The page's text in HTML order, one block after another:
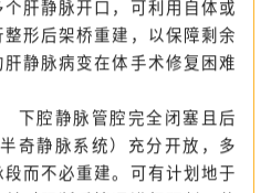
损害、组织坏死及肝功能衰
利用自体或异体血管修补；
肝静脉开口，可利用自体或
形后架桥重建，以保障剩余
肝静脉病变在体手术修复困难
静脉管腔完全闭塞且后